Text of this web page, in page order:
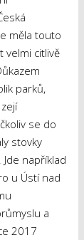
měla touto
velmi citlivě
parků,
se do
stovky
například
u Ústí nad
a
2017